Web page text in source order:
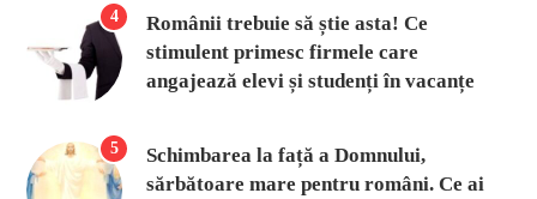
4
Românii trebuie să știe asta! Ce
stimulent primesc firmele care
angajează elevi și studenți în vacanțe
5
Schimbarea la față a Domnului,
sărbătoare mare pentru români. Ce ai